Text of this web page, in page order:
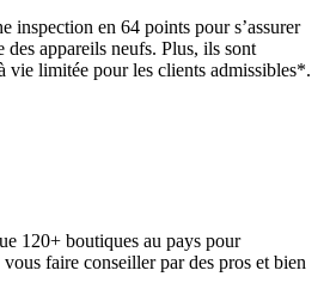
inspection en 64 points pour s’assurer
appareils neufs. Plus, ils sont
vie limitée pour les clients admissibles*.
120+ boutiques au pays pour
faire conseiller par des pros et bien